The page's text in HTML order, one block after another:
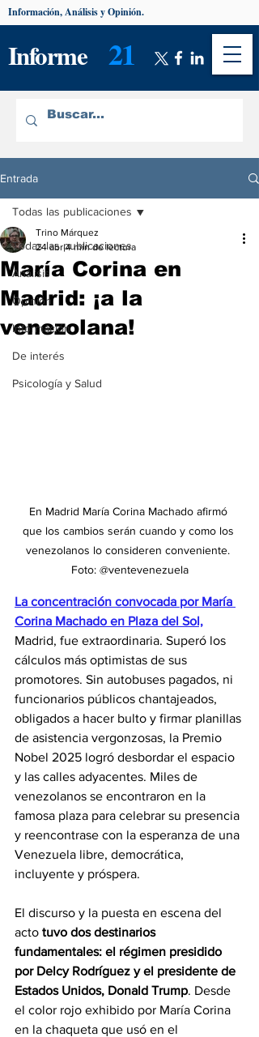
Informe 21
Información, Análisis y Opinión.
Entrada
Todas las publicaciones
Análisis
Opinión
Información
De interés
Psicología y Salud
Todas las publicaciones
María Corina en
Madrid: ¡a la
venezolana!
Trino Márquez
24 abr 4 min de lectura
En Madrid María Corina Machado afirmó
que los cambios serán cuando y como los
venezolanos lo consideren conveniente.
Foto: @ventevenezuela
La concentración convocada por María
Corina Machado en Plaza del Sol,
Madrid, fue extraordinaria. Superó los
cálculos más optimistas de sus
promotores. Sin autobuses pagados, ni
funcionarios públicos chantajeados,
obligados a hacer bulto y firmar planillas
de asistencia vergonzosas, la Premio
Nobel 2025 logró desbordar el espacio
y las calles adyacentes. Miles de
venezolanos se encontraron en la
famosa plaza para celebrar su presencia
y reencontrase con la esperanza de una
Venezuela libre, democrática,
incluyente y próspera.
El discurso y la puesta en escena del
acto tuvo dos destinarios
fundamentales: el régimen presidido
por Delcy Rodríguez y el presidente de
Estados Unidos, Donald Trump. Desde
el color rojo exhibido por María Corina
en la chaqueta que usó en el